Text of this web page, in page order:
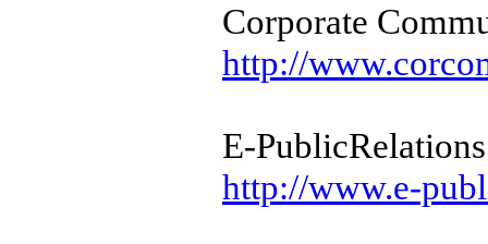
Corporate
http://
E-PublicRelations
http://www.e-